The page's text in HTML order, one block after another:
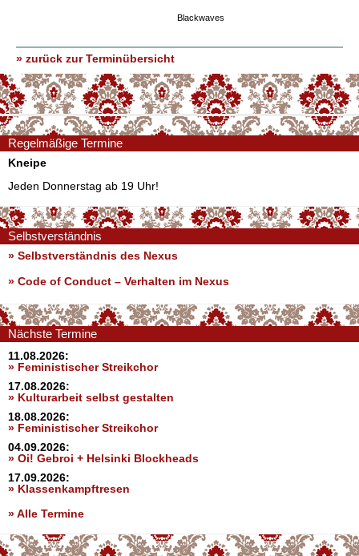
Blackwaves
» zurück zur Terminübersicht
Regelmäßige Termine
Kneipe
Jeden Donnerstag ab 19 Uhr!
Selbstverständnis
» Selbstverständnis des Nexus
» Code of Conduct – Verhalten im Nexus
Nächste Termine
11.08.2026:
» Feministischer Streikchor
17.08.2026:
» Kulturarbeit selbst gestalten
18.08.2026:
» Feministischer Streikchor
04.09.2026:
» Oi! Gebroi + Helsinki Blockheads
17.09.2026:
» Klassenkampftresen
» Alle Termine